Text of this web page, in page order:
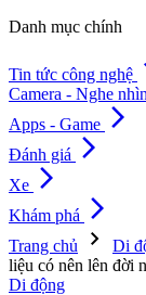
Danh mục chính
Tin tức công nghệ
Camera - Nghe nhìn
Apps - Game arrow_forward_ios
Đánh giá arrow_forward_ios
Xe arrow_forward_ios
Khám phá arrow_forward_ios
Trang chủ chevron_right Di
liệu có nên lên đời
Di động